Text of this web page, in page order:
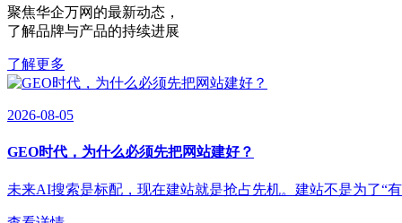
聚焦华企万网的最新动态 ，
了解品牌与产品的持续进展
了解更多
2026-08-05
GEO时代，为什么必须先把网站建好？
未来AI搜索是标配，现在建站就是抢占先机。建站不是为了“